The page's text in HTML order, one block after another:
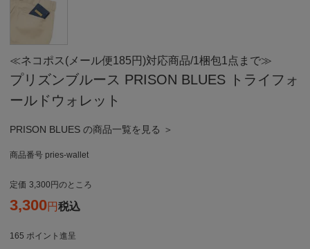
≪ネコポス(メール便185円)対応商品/1梱包1点まで≫
プリズンブルース PRISON BLUES トライフォ
ールドウォレット
PRISON BLUES の商品一覧を見る ＞
商品番号 pries-wallet
定価 3,300 のところ
3,300 税込
165 ポイント進呈